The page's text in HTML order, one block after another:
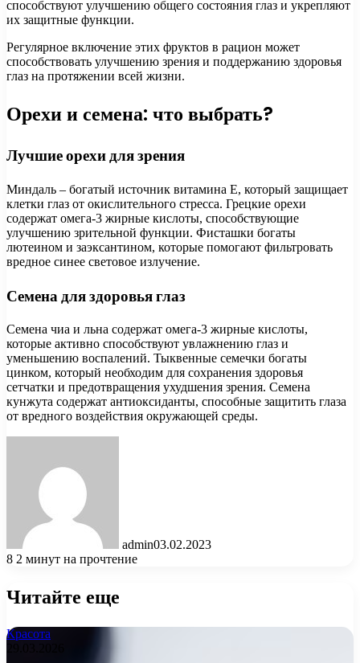
способствуют улучшению общего состояния глаз и укрепляют
их защитные функции.
Регулярное включение этих фруктов в рацион может
способствовать улучшению зрения и поддержанию здоровья
глаз на протяжении всей жизни.
Орехи и семена: что выбрать?
Лучшие орехи для зрения
Миндаль – богатый источник витамина Е, который защищает
клетки глаз от окислительного стресса. Грецкие орехи
содержат омега-3 жирные кислоты, способствующие
улучшению зрительной функции. Фисташки богаты
лютеином и заэксантином, которые помогают фильтровать
вредное синее световое излучение.
Семена для здоровья глаз
Семена чиа и льна содержат омега-3 жирные кислоты,
которые активно способствуют увлажнению глаз и
уменьшению воспалений. Тыквенные семечки богаты
цинком, который необходим для сохранения здоровья
сетчатки и предотвращения ухудшения зрения. Семена
кунжута содержат антиоксиданты, способные защитить глаза
от вредного воздействия окружающей среды.
admin03.02.2023
8 2 минут на прочтение
Читайте еще
Красота